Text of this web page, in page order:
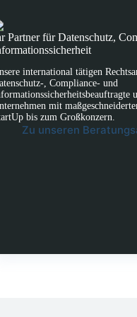
Partner für Datenschutz,
international tätigen
, Compliance- und
mit
bis zum Großkonzern.
Zu unseren